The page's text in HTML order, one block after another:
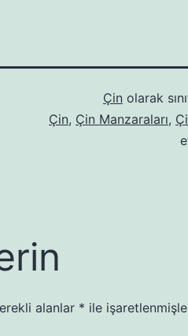
Çin olarak
Çin, Çin Manzaraları,
alanlar * ile